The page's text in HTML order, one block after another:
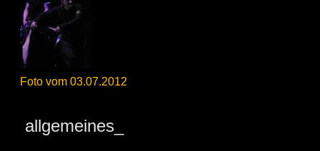
Foto vom 03.07.2012
allgemeines_